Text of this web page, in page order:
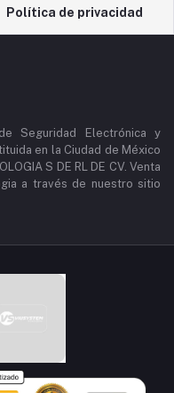
Política de privacidad
Seguridad Electrónica y
en la Ciudad de México
S DE RL DE CV. Venta
a través de nuestro sitio